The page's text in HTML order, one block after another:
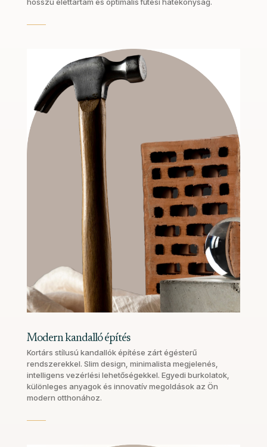
hosszú élettartam és optimális fűtési hatékonyság.
Modern kandalló építés
Kortárs stílusú kandallók építése zárt égésterű
rendszerekkel. Slim design, minimalista megjelenés,
intelligens vezérlési lehetőségekkel. Egyedi burkolatok,
különleges anyagok és innovatív megoldások az Ön
modern otthonához.